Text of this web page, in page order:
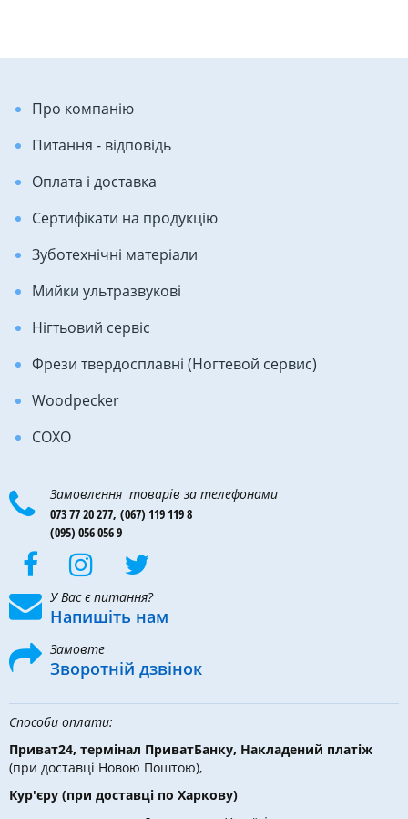
Про компанію
Питання - відповідь
Оплата і доставка
Сертифікати на продукцію
Зуботехнічні матеріали
Мийки ультразвукові
Нігтьовий сервіс
Фрези твердосплавні (Ногтевой сервис)
Woodpecker
COXO
Замовлення товарів за телефонами
073 77 20 277, (067) 119 119 8
(095) 056 056 9
У Вас є питання?
Напишіть нам
Замовте
Зворотній дзвінок
Способи оплати:
Приват24, термінал ПриватБанку, Накладений платіж
(при доставці Новою Поштою),
Кур'єру (при доставці по Харкову)